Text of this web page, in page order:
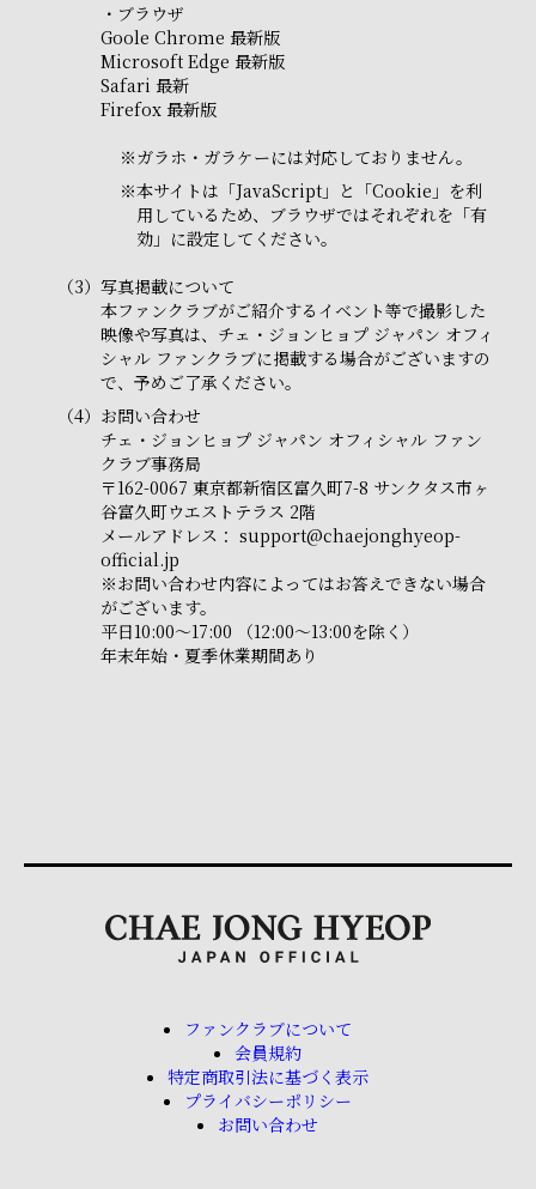
・ブラウザ
Goole Chrome 最新版
Microsoft Edge 最新版
Safari 最新
Firefox 最新版
※ガラホ・ガラケーには対応しておりません。
※本サイトは「JavaScript」と「Cookie」を利
用しているため、ブラウザではそれぞれを「有
効」に設定してください。
（3） 写真掲載について
本ファンクラブがご紹介するイベント等で撮影した
映像や写真は、チェ・ジョンヒョプ ジャパン オフィ
シャル ファンクラブに掲載する場合がございますの
で、予めご了承ください。
（4） お問い合わせ
チェ・ジョンヒョプ ジャパン オフィシャル ファン
クラブ事務局
〒162-0067 東京都新宿区富久町7-8 サンクタス市ヶ
谷富久町ウエストテラス 2階
メールアドレス： support@chaejonghyeop-
official.jp
※お問い合わせ内容によってはお答えできない場合
がございます。
平日10:00～17:00 （12:00～13:00を除く）
年末年始・夏季休業期間あり
ファンクラブについて
会員規約
特定商取引法に基づく表示
プライバシーポリシー
お問い合わせ